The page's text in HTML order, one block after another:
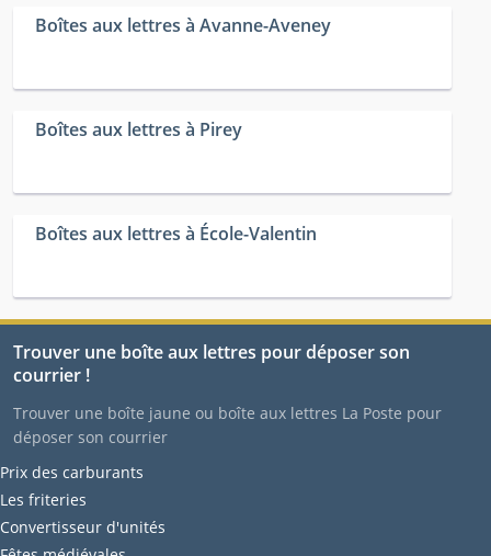
Boîtes aux lettres à Avanne-Aveney
Boîtes aux lettres à Pirey
Boîtes aux lettres à École-Valentin
Trouver une boîte aux lettres pour déposer son
courrier !
Trouver une boîte jaune ou boîte aux lettres La Poste pour
déposer son courrier
Prix des carburants
Les friteries
Convertisseur d'unités